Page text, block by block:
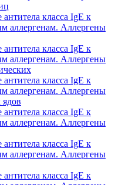
класса IgE к
аллергенам. Аллергены
класса IgE к
аллергенам. Аллергены
класса IgE к
аллергенам. Аллергены
класса IgE к
аллергенам. Аллергены
класса IgE к
аллергенам. Аллергены
класса IgE к